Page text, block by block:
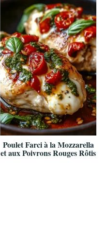
Poulet Farci à la Mozzarella
et aux Poivrons Rouges Rôtis